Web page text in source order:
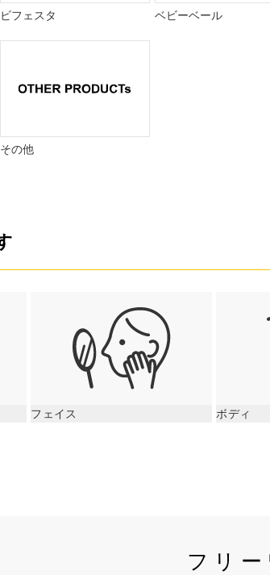
ビフェスタ ベビーベール
その他
フェイス ボディ
フリ